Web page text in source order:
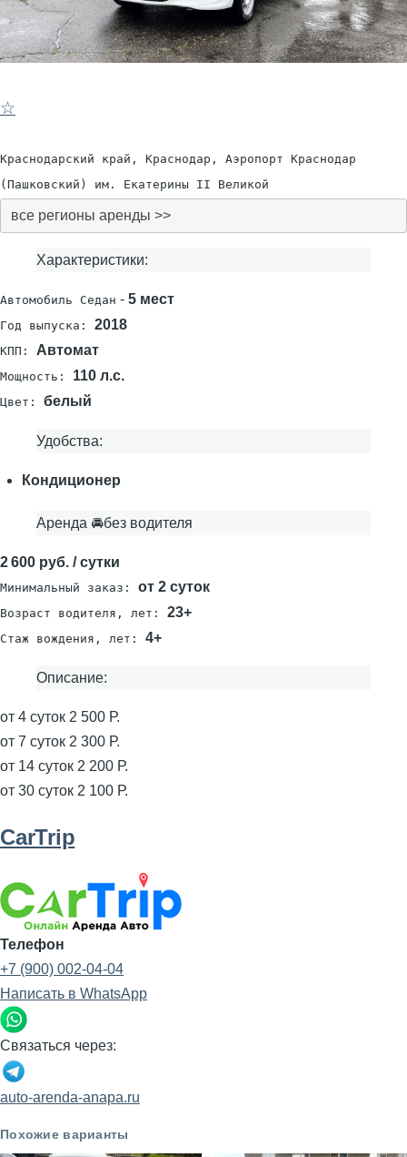
☆
Краснодарский край, Краснодар, Аэропорт Краснодар
(Пашковский) им. Екатерины II Великой
все регионы аренды >>
Характеристики:
Автомобиль Седан - 5 мест
Год выпуска: 2018
КПП: Автомат
Мощность: 110 л.с.
Цвет: белый
Удобства:
Кондиционер
Аренда 🚘без водителя
2 600 руб. / сутки
Минимальный заказ: от 2 суток
Возраст водителя, лет: 23+
Стаж вождения, лет: 4+
Описание:
от 4 суток 2 500 Р.
от 7 суток 2 300 Р.
от 14 суток 2 200 Р.
от 30 суток 2 100 Р.
CarTrip
Телефон
+7 (900) 002-04-04
Написать в WhatsApp
Связаться через:
auto-arenda-anapa.ru
Похожие варианты